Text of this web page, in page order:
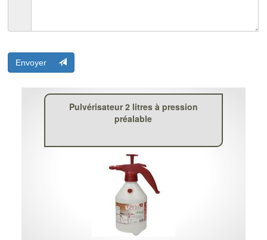
Envoyer
Pulvérisateur 2 litres à pression
préalable